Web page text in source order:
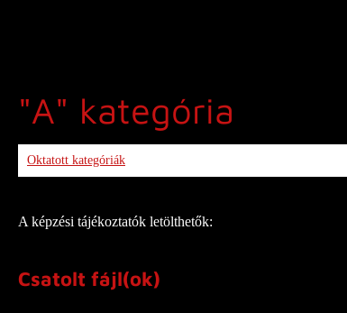
"A" kategória
Oktatott kategóriák
A képzési tájékoztatók letölthetők:
Csatolt fájl(ok)